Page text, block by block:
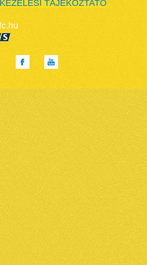
TÁJÉKOZTATÓ